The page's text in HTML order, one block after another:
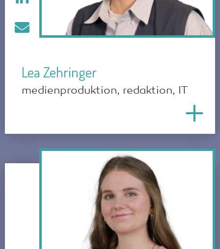
Lea Zehringer
medienproduktion, redaktion, IT